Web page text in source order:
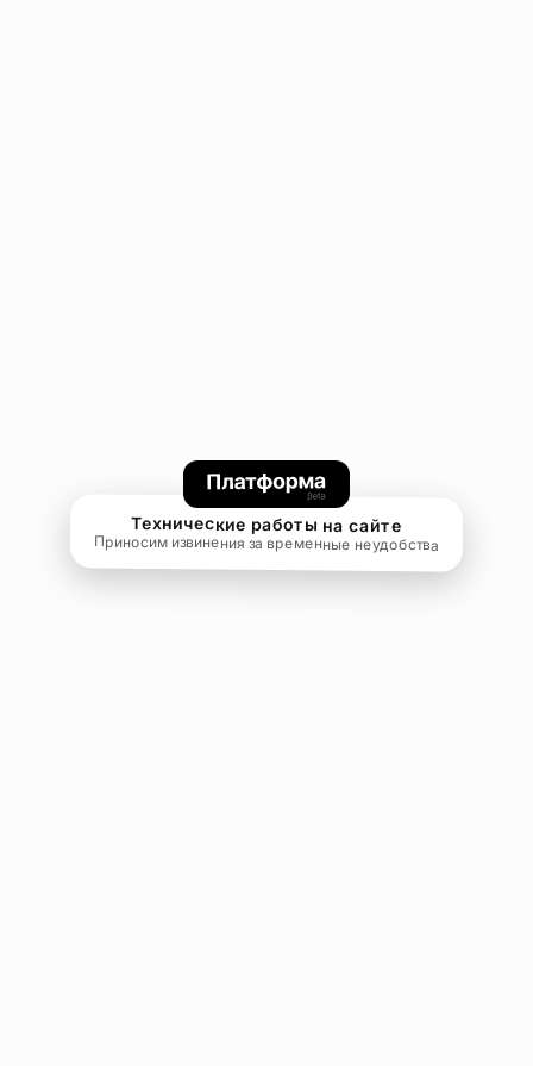
Технические работы на сайте
Приносим извинения за временные неудобства